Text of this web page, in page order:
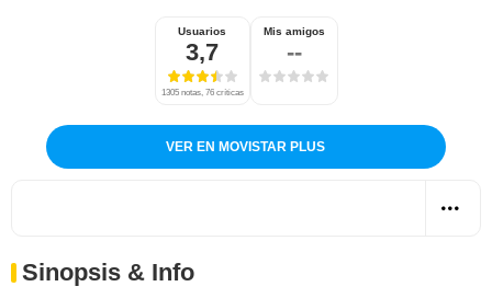
Usuarios
3,7
1305 notas, 76 críticas
Mis amigos
--
VER EN MOVISTAR PLUS
Sinopsis & Info